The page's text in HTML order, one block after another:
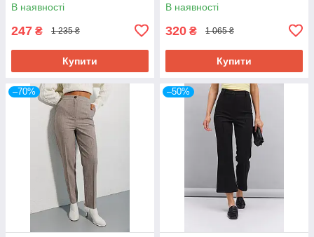
В наявності
247 ₴ 1 235 ₴
Купити
В наявності
320 ₴ 1 065 ₴
Купити
–70% –50%